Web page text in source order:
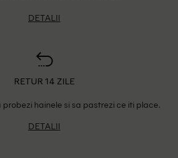
DETALII
RETUR 14 ZILE
probezi hainele si sa pastrezi ce iti place.
DETALII